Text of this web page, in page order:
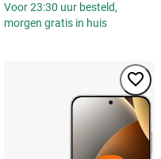
Voor 23:30 uur besteld,
morgen gratis in huis